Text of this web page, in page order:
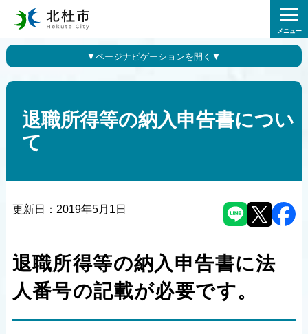
メニュー
退職所得等の納入申告書につい
て
更新日： 2019年5月1日
退職所得等の納入申告書に法
人番号の記載が必要です。